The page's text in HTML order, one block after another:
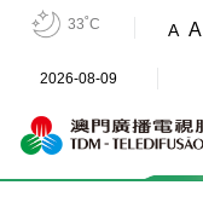
33˚C A A
2026-08-09